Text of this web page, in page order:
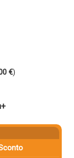
€)